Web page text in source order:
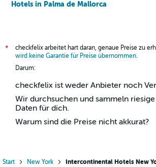
Hotels in Palma de Mallorca
*
checkfelix arbeitet hart daran, genaue Preise zu
wird keine Garantie für Preise übernommen.
Darum:
checkfelix ist weder Anbieter noch
Wir durchsuchen und sammeln
Daten für dich.
Warum sind die Preise nicht akkurat?
Start New York Intercontinental Hotels New